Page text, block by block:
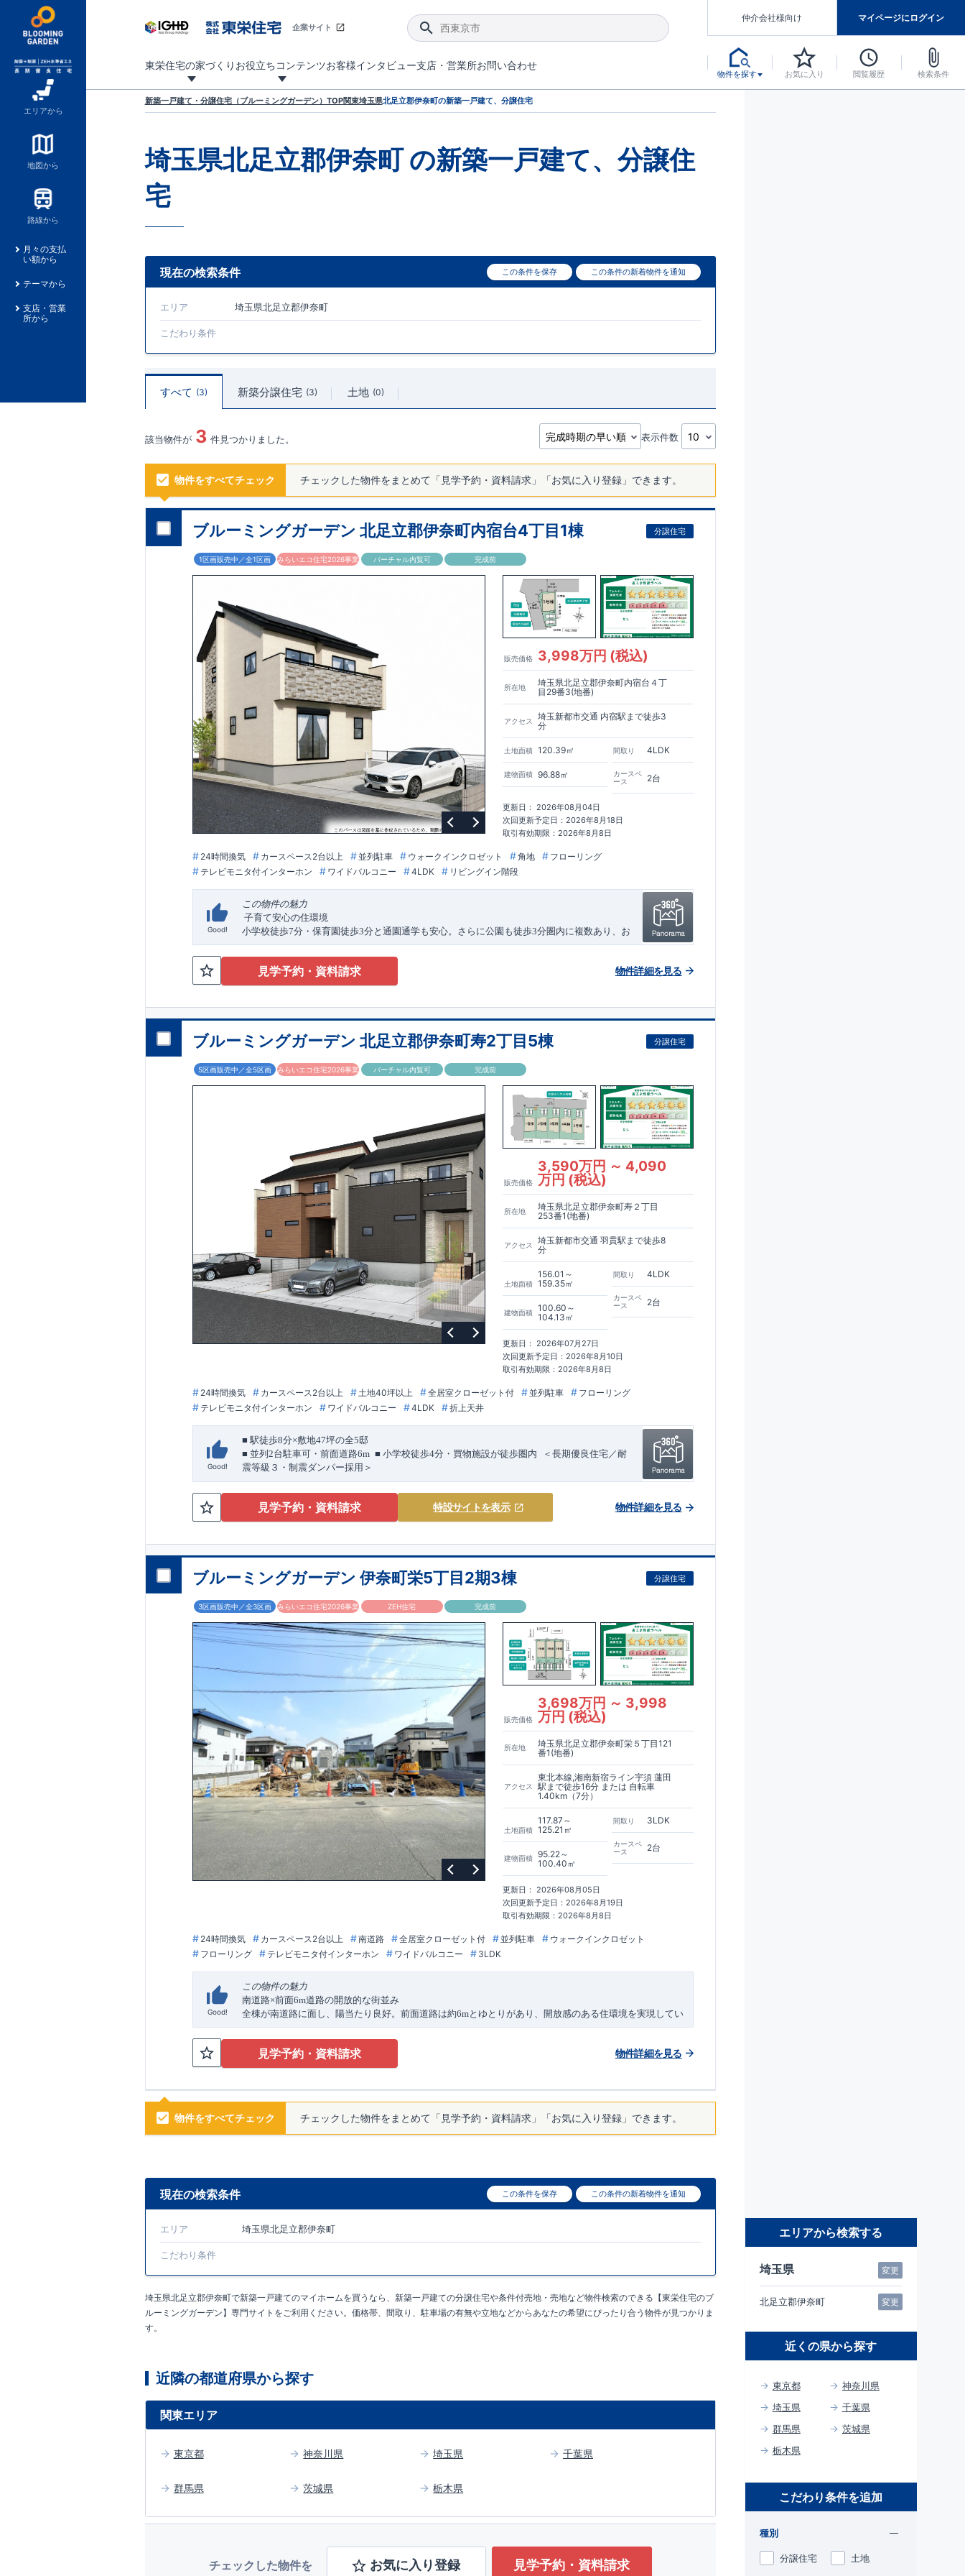
エリアから
地図から
路線から
月々の支払
い額から
テーマから
支店・営業
所から
企業サイト
東栄住宅の家づくり お役立ちコンテンツお客様インタビュー支店・営業所お問い合わせ
仲介会社様向け マイページにログイン
物件を探す お気に入り 閲覧履歴 検索条件
新築一戸建て・分譲住宅（ブルーミングガーデン）TOP関東埼玉県北足立郡伊奈町の新築一戸建て、分譲住宅
埼玉県北足立郡伊奈町の新築一戸建て、分譲住
宅
現在の検索条件 この条件を保存 この条件の新着物件を通知
エリア 埼玉県北足立郡伊奈町
こだわり条件
すべて 3 新築分譲住宅 3 土地 0
該当物件が 3 件見つかりました。 表示件数
物件をすべてチェック チェックした物件をまとめて「見学予約・資料請求」「お気に入り登録」できます。
ブルーミングガーデン 北足立郡伊奈町内宿台4丁目1棟 分譲住宅
1区画販売中／全1区画 みらいエコ住宅2026事業 バーチャル内覧可 完成前
販売価格 3,998万円 (税込)
所在地
埼玉県北足立郡伊奈町内宿台４丁
目29番3(地番)
アクセス
埼玉新都市交通 内宿駅まで徒歩3
分
土地面積 120.39㎡
建物面積 96.88㎡
間取り 4LDK
カースペ
ース
2台
更新日： 2026年08月04日
次回更新予定日：2026年8月18日
取引有効期限：2026年8月8日
24時間換気 カースペース2台以上 並列駐車 ウォークインクロゼット 角地
フローリング
テレビモニタ付インターホン
ワイドバルコニー 4LDK リビングイン階段
Good!
この物件の魅力
子育て安心の住環境
小学校徒歩7分・保育園徒歩3分と通園通学も安心。さらに公園も徒歩3分圏内に複数あり、お
子さまがのびのびと成長できる環境が整っています。
駅徒歩3分の快適アクセスと生活利便性
ニューシャトル「内宿」駅まで徒歩
分の駅チカ立地。スーパーやドラッグストアも徒歩圏内
に揃い、毎日の通勤・買い物もスムーズに行える暮らしやすい環境です。
家族想いの住まいです。
・ニューシャトル「内宿」駅 徒歩3分
・ドラッグセイムス伊奈内宿店（徒歩2分）
・あじさい公園（徒歩3分） ​ ​ ​東栄住宅ブルーミングガーデンのこだわりの家づくり
全棟自社一貫体制
もっと詳しく
◇誰が、何をしたか。が明確だからこそ、お客様の安心に繋がります。
◇設計、施工、営業が互いに協力しあい、最良のプランを提供いたします。
◇不要な中間マージンを抑えることで、コストダウンに努めています。
耐震等級
3取得
もっと詳しく
◇国が定めた耐震等級で最高の
を取得建築基準法で定められた、｢数百年に一度発生する地
震に対して、倒壊、崩壊しない。｣という基準から、さらに
倍の耐震力を達成しています。
安心の長期優良住宅！
もっと詳しく
◇東栄住宅は、全7つの技術基準のうち、4つの最高等級を取得
◇長期優良住宅とは、｢良い家を作って、きちんと手入れをして、長く大切に使う｣ことを目的
とした認定制度。住宅ローン減税、固定資産税などの税制優遇を受けられるだけでなく、中古
市場でも、長期優良住宅が有利に働きます。
住宅性能評価ダブル取得！
もっと詳しく
◇設計住宅性能評価：建物設計段階で、国が認めた第三機関が評価しております。
：評価を受けた図面通りに施工されているか、建設までに計4回チェック
が行われます。図面や書類上だけでなく、「現場の施工状況」を検査した上で、品質を保証し
アフターサポート
もっと詳しく
◇最大60年間の品質保証 、お引渡し後 最大10回の無料定期点検
栄住宅グループ「東栄ホームサービス株式会社」にて責任をもって対応いたします。
■住まいの工夫をショート動画でご紹介中 ここをクリック
気になる！見たい！話を聞きたい！！
ぜひ一度ご相談ください！ 「少し見てみたい」「話だけ聞いてみたい」といった段階でも大
歓迎です。 お子さま連れでのご見学はもちろん、資金計画や住宅ローンについてのご相談も
丁寧に対応いたします。 ​
見学予約・資料請求 物件詳細を見る
ブルーミングガーデン 北足立郡伊奈町寿2丁目5棟 分譲住宅
5区画販売中／全5区画 みらいエコ住宅2026事業 バーチャル内覧可 完成前
販売価格
3,590万円 ～ 4,090
万円 (税込)
所在地
埼玉県北足立郡伊奈町寿２丁目
253番1(地番)
アクセス
埼玉新都市交通 羽貫駅まで徒歩8
分
土地面積
156.01～
159.35㎡
建物面積
100.60～
104.13㎡
間取り 4LDK
カースペ
ース
2台
更新日： 2026年07月27日
次回更新予定日：2026年8月10日
取引有効期限：2026年8月8日
24時間換気 カースペース2台以上 土地40坪以上 全居室クローゼット付 並列駐車
フローリング
テレビモニタ付インターホン
ワイドバルコニー 4LDK 折上天井
Good!
■駅徒歩8分×敷地47坪の全5邸
■ 並列 2台駐車可・前面道路6m ■ 小学校徒歩4分・買物施設が徒歩圏内 ＜​ 長期優良住宅／耐
震等級３・制震ダンパー採用＞
駅徒歩8分の利便性の高い環境に、 敷地47坪の整形地を活かした住まいです。
カースペースは並列2台分を確保。 前面道路は幅員6mあり、 お車の出し入れにも配慮された
配置計画です。
■買物施設が徒歩圏内 ローソン 徒歩 2分 マルエツ 徒歩4分 ドラッグセイムス 徒歩
間取りのポイント
ランを採用しています。
■ リビングに隣接したフチなし畳スペース
■ 南北にバルコニーを設けた、通風に配慮した設計
住宅設備のポイント
自家消費分は月額サービス料０円。※サービス期間（10年間）中の売電収
入は事業者に帰属しますが、
契約満了後は売電収入を含めお客様に帰属します。
■
ホテルライクなデザインと実用性を兼ね備えた洗面スペース オープンサニタリーirodori
細ページへ）
家計にやさしい住宅性能
■長期優良住宅 住宅ローン控除額の優遇、 固定資産税の減額期間延長など 税制面でのメリット
が受けられます。
■耐震等級３＋制震ダンパー 建築基準法の1.5倍の耐震性。 地震保険の割引（最大50％）対象で
す。
現地のご案内・資料請求 受付中
■
現地での立地確認や、
完成イメージ・建物仕様について
ご説明が可能です。
まずはお気軽にお問い合わせください。
TEL ： 0120-44-1081
（ 9:30 ～ 18:30 ／火水曜休み）
スマートフォンで見やすい特設サイトはこちら https://www.e-
blooming.com/bukken/60075027/
見学予約・資料請求 特設サイトを表示 物件詳細を見る
ブルーミングガーデン 伊奈町栄5丁目2期3棟 分譲住宅
3区画販売中／全3区画 みらいエコ住宅2026事業 ZEH住宅 完成前
販売価格
3,698万円 ～ 3,998
万円 (税込)
所在地
埼玉県北足立郡伊奈町栄５丁目121
番1(地番)
アクセス
東北本線,湘南新宿ライン宇須 蓮田
駅まで徒歩16分 または 自転車
1.40km（7分）
土地面積
117.87～
125.21㎡
建物面積
95.22～
100.40㎡
間取り 3LDK
カースペ
ース
2台
更新日： 2026年08月05日
次回更新予定日：2026年8月19日
取引有効期限：2026年8月8日
24時間換気 カースペース2台以上 南道路 全居室クローゼット付 並列駐車
ウォークインクロゼット
フローリング
テレビモニタ付インターホン ワイドバルコニー 3LDK
Good!
この物件の魅力
南道路×前面6m道路の開放的な街並み
全棟が南道路に面し、陽当たり良好。前面道路は約6mとゆとりがあり、開放感のある住環境を実現してい
ます。並列2台駐車可能なカースペースも確保されており、車中心の生活にも便利です。
生活利便施設が身近に揃う快適なロケーション
スーパー「生鮮市場TOP」やドラッグストア、コンビニが徒歩
分以内に揃い、日々のお買い物に便利な環
境です。公園やクリニックも徒歩圏内にあり、子育て世帯にも嬉しい住環境が整っています。
収納も充実しています。
アクセス
・生鮮市場TOP蓮田山ノ内店（徒歩
・スギドラッグ蓮田山ノ内店（徒歩5分）
◇誰が、何をしたか。が明確だからこそ、お客様の安心に繋がります。
◇設計、施工、営業が互いに協力しあい、最良のプランを提供いたします。
安心の長期優良住宅！
◇東栄住宅は、全
◇長期優良住宅とは、｢良い家を作って、きちんと手入れをして、長く大切に使う｣ことを目的とした認定
宅が有利に働きます。
設計住宅性能評価：建物設計段階で、国が認めた第三機関が評価しております。
アフターサポート
◇お引渡しからが本当のお付き合いだと考え、アフターサービスを外部の業者に委託せず、東栄住宅グル
住まいの工夫をショート動画でご紹介中 ここをクリック
気になる！見たい！話を聞きたい！！
見学予約・資料請求 物件詳細を見る
物件をすべてチェック チェックした物件をまとめて「見学予約・資料請求」「お気に入り登録」できます。
現在の検索条件 この条件を保存 この条件の新着物件を通知
エリア 埼玉県北足立郡伊奈町
こだわり条件
埼玉県北足立郡伊奈町で新築一戸建てのマイホームを買うなら、新築一戸建ての分譲住宅や条件付売地・売地など物件検索のできる【東栄住宅のブ
ルーミングガーデン】専門サイトをご利用ください。価格帯、間取り、駐車場の有無や立地などからあなたの希望にぴったり合う物件が見つかりま
す。
近隣の都道府県から探す
関東エリア
東京都 神奈川県 埼玉県 千葉県
群馬県 茨城県 栃木県
チェックした物件を お気に入り登録 見学予約・資料請求
エリアから検索する
埼玉県 変更
北足立郡伊奈町 変更
近くの県から探す
東京都
神奈川県
埼玉県
千葉県
群馬県
茨城県
栃木県
こだわり条件を追加
種別
分譲住宅 土地